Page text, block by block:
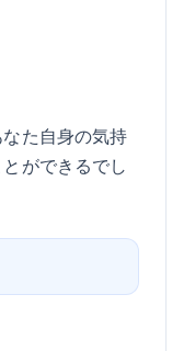
た自身の気持
ができるでし